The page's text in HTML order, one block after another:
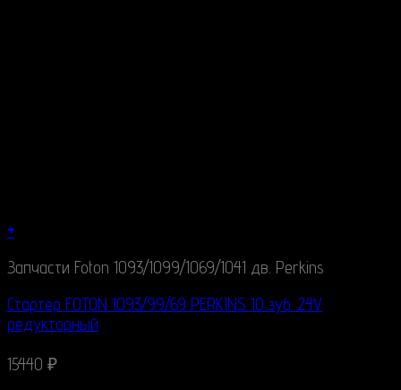
+
Запчасти Foton 1093/1099/1069/1041 дв. Perkins
Стартер FOTON 1093/99/69 PERKINS 10 зуб. 24V
редукторный
15440 ₽